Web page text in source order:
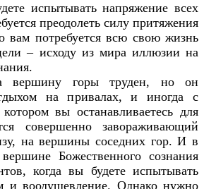
испытывать напряжение всех
преодолеть силу притяжения
вам потребуется всю свою жизнь
– исходу из мира иллюзии на
горы труден, но он
на привалах, и иногда с
вы останавливаетесь для
совершенно завораживающий
на вершины соседних гор. И в
Божественного сознания
когда вы будете испытывать
и воодушевление. Однако нужно